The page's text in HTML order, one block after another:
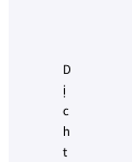
D
ị
c
h
t